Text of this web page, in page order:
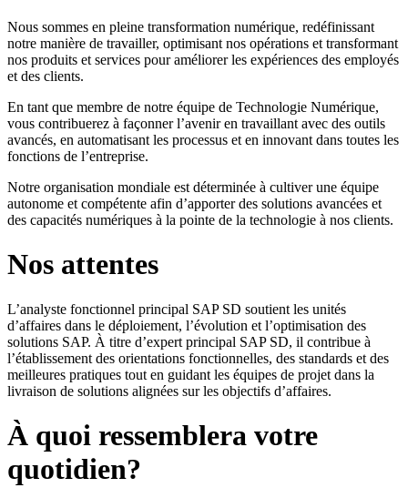
Nous sommes en pleine transformation numérique, redéfinissant
notre manière de travailler, optimisant nos opérations et transformant
nos produits et services pour améliorer les expériences des employés
et des clients.
En tant que membre de notre équipe de Technologie Numérique,
vous contribuerez à façonner l’avenir en travaillant avec des outils
avancés, en automatisant les processus et en innovant dans toutes les
fonctions de l’entreprise.
Notre organisation mondiale est déterminée à cultiver une équipe
autonome et compétente afin d’apporter des solutions avancées et
des capacités numériques à la pointe de la technologie à nos clients.
Nos attentes
L’analyste fonctionnel principal SAP SD soutient les unités
d’affaires dans le déploiement, l’évolution et l’optimisation des
solutions SAP. À titre d’expert principal SAP SD, il contribue à
l’établissement des orientations fonctionnelles, des standards et des
meilleures pratiques tout en guidant les équipes de projet dans la
livraison de solutions alignées sur les objectifs d’affaires.
À quoi ressemblera votre
quotidien?